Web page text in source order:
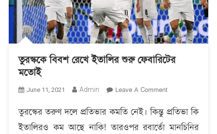
তুরস্ককে বিবশ রেখে ইতালির শুরু ফেবারিটের
মতোই
June 11, 2021 Admin Leave A CommentOn
বিবশ
রেখে
তুরস্কের তরুণ দলে প্রতিভার কমতি নেই। কিন্তু প্রতিভা কি
ইতালিরও কম আছে নাকি! তারওপর রবার্তো মানচিনির